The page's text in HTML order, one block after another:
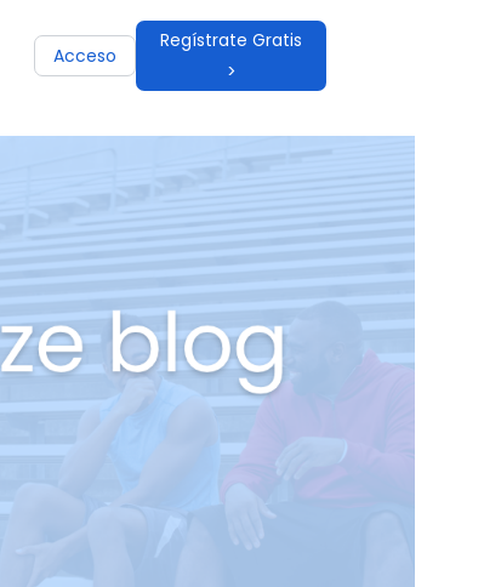
Acceso
Regístrate Gratis
>